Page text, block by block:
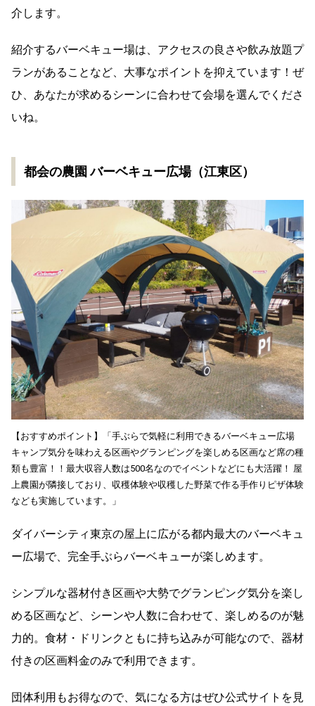
介します。
紹介するバーベキュー場は、アクセスの良さや飲み放題プ
ランがあることなど、大事なポイントを抑えています！ぜ
ひ、あなたが求めるシーンに合わせて会場を選んでくださ
いね。
都会の農園 バーベキュー広場（江東区）
【おすすめポイント】「手ぶらで気軽に利用できるバーベキュー広場
キャンプ気分を味わえる区画やグランピングを楽しめる区画など席の種
類も豊富！！最大収容人数は500名なのでイベントなどにも大活躍！ 屋
上農園が隣接しており、収穫体験や収穫した野菜で作る手作りピザ体験
なども実施しています。」
ダイバーシティ東京の屋上に広がる都内最大のバーベキュ
ー広場で、完全手ぶらバーベキューが楽しめます。
シンプルな器材付き区画や大勢でグランピング気分を楽し
める区画など、シーンや人数に合わせて、楽しめるのが魅
力的。食材・ドリンクともに持ち込みが可能なので、器材
付きの区画料金のみで利用できます。
団体利用もお得なので、気になる方はぜひ公式サイトを見